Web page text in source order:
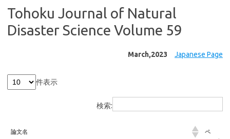
Tohoku Journal of Natural
Disaster Science Volume 59
March,2023 Japanese Page
件表示
検索:
論文名
ペ